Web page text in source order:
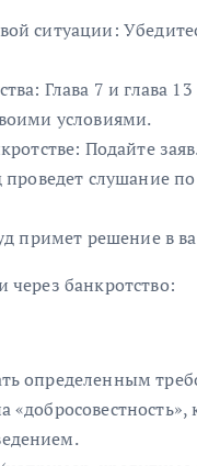
ситуации:
Глава 7 и глава
условиями.
Подайте
проведет слушание
примет решение в
через банкротство:
определенным